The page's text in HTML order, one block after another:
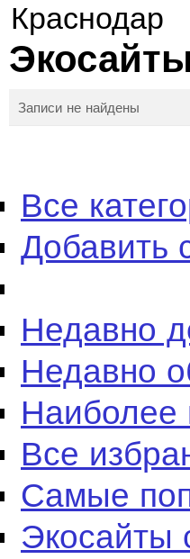
Краснодар
Записи не найдены
Все
Добавить
Недавно
Недавно
Наиболее
Все
Самые
Экосайты